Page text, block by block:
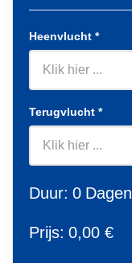
Heenvlucht *
Terugvlucht *
Duur: 0 Dagen
Prijs: 0,00 €